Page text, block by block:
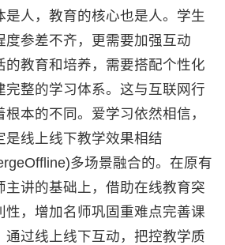
是人，教育的核心也是人。学生
度参差不齐，更需要加强互动
的教育和培养，需要搭配个性化
完整的学习体系。这与互联网行
本的不同。爱学习依然相信，
是线上线下教学效果相结
多场景融合的。在原有
主讲的基础上，借助在线教育突
性，增加名师巩固重难点完善课
通过线上线下互动，把控教学质